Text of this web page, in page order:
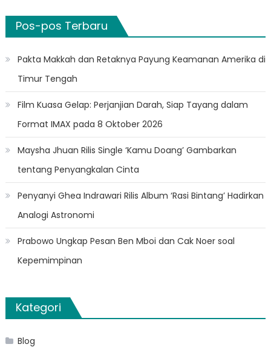
Pos-pos Terbaru
Pakta Makkah dan Retaknya Payung Keamanan Amerika di
Timur Tengah
Film Kuasa Gelap: Perjanjian Darah, Siap Tayang dalam
Format IMAX pada 8 Oktober 2026
Maysha Jhuan Rilis Single ‘Kamu Doang’ Gambarkan
tentang Penyangkalan Cinta
Penyanyi Ghea Indrawari Rilis Album ‘Rasi Bintang’ Hadirkan
Analogi Astronomi
Prabowo Ungkap Pesan Ben Mboi dan Cak Noer soal
Kepemimpinan
Kategori
Blog